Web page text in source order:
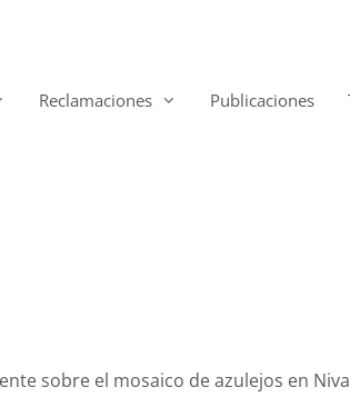
Reclamaciones Publicaciones
sobre el mosaico de azulejos